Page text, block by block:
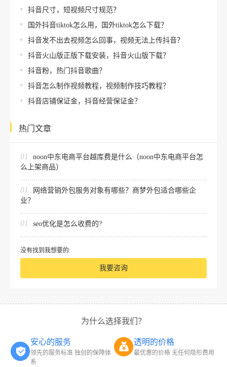
抖音尺寸，短视频尺寸规范？
国外抖音tiktok怎么用，国外tiktok怎么下载？
抖音发不出去视频怎么回事，视频无法上传抖音？
抖音火山版正版下载安装，抖音火山版下载？
抖音粉，热门抖音歌曲？
抖音怎么制作视频教程，视频制作技巧教程？
抖音店铺保证金，抖音经营保证金？
热门文章
01
noon中东电商平台越库费是什么（noon中东电商平台怎
么上架商品）
01
网络营销外包服务对象有哪些？商梦外包适合哪些企
业？
01 seo优化是怎么收费的?
没有找到我想要的:
我要咨询
为什么选择我们？
安心的服务
领先的服务标准 独创的保障体
系
透明的价格
最优惠的价格 无任何隐形费用